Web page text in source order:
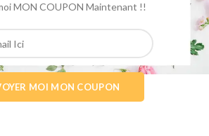
MON COUPON Maintenant !!